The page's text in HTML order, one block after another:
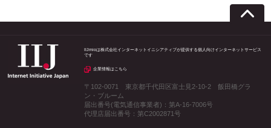
IIJmioは株式会社インターネットイニシアティブが提供する個人向けインターネットサービス
です
企業情報はこちら
〒102-0071 東京都千代田区富士見2-10-2 飯田橋グラ
ン・ブルーム
届出番号(電気通信事業者)：第A-16-7006号
代理店届出番号：第C2002871号